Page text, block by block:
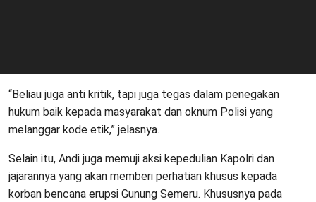
“Beliau juga anti kritik, tapi juga tegas dalam penegakan
hukum baik kepada masyarakat dan oknum Polisi yang
melanggar kode etik,” jelasnya.
Selain itu, Andi juga memuji aksi kepedulian Kapolri dan
jajarannya yang akan memberi perhatian khusus kepada
korban bencana erupsi Gunung Semeru. Khususnya pada